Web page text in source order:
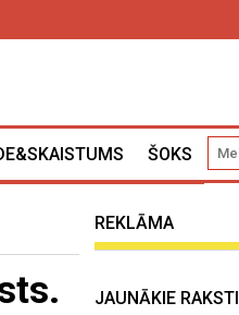
ŠOKS
REKLĀMA
JAUNĀKIE RAKSTI